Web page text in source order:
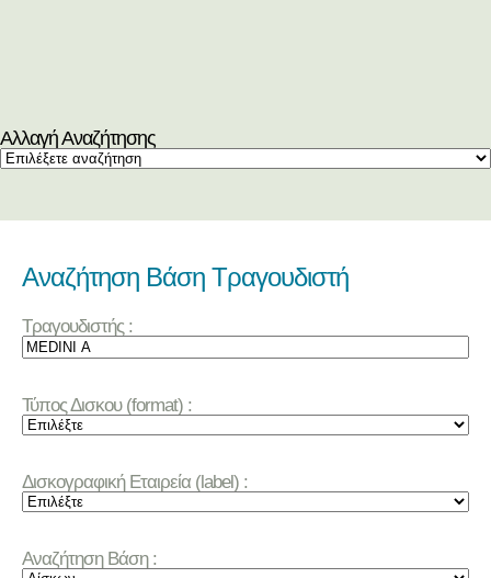
Αλλαγή Αναζήτησης
Αναζήτηση Βάση Τραγουδιστή
Τραγουδιστής :
Τύπος Δισκου (format) :
Δισκογραφική Εταιρεία (label) :
Αναζήτηση Βάση :